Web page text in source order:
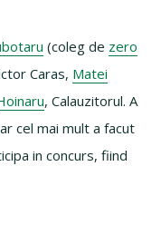
(coleg de zero
Caras, Matei
, Calauzitorul. A
cel mai mult a facut
in concurs, fiind